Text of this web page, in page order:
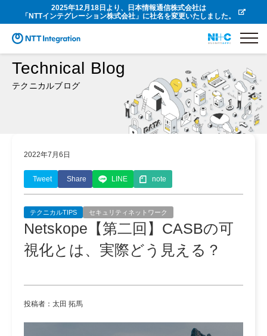
2025年12月18日より、日本情報通信株式会社は
「NTTインテグレーション株式会社」に社名を変更いたしました。
Technical Blog
テクニカルブログ
2022年7月6日
Tweet Share LINE note
テクニカルTIPS セキュリティネットワーク
Netskope【第二回】CASBの可
視化とは、実際どう見える？
投稿者：太田 拓馬